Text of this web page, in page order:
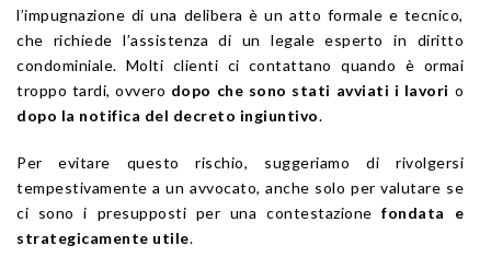
l’impugnazione di una delibera è un atto formale e tecnico,
che richiede l’assistenza di un legale esperto in diritto
condominiale. Molti clienti ci contattano quando è ormai
troppo tardi, ovvero dopo che sono stati avviati i lavori o
dopo la notifica del decreto ingiuntivo.
Per evitare questo rischio, suggeriamo di rivolgersi
tempestivamente a un avvocato, anche solo per valutare se
ci sono i presupposti per una contestazionefondata e
strategicamente utile.